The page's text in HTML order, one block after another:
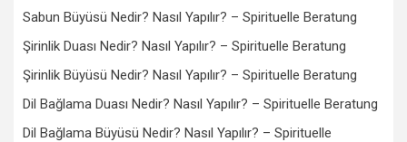
Sabun Büyüsü Nedir? Nasıl Yapılır? – Spirituelle Beratung
Şirinlik Duası Nedir? Nasıl Yapılır? – Spirituelle Beratung
Şirinlik Büyüsü Nedir? Nasıl Yapılır? – Spirituelle Beratung
Dil Bağlama Duası Nedir? Nasıl Yapılır? – Spirituelle Beratung
Dil Bağlama Büyüsü Nedir? Nasıl Yapılır? – Spirituelle